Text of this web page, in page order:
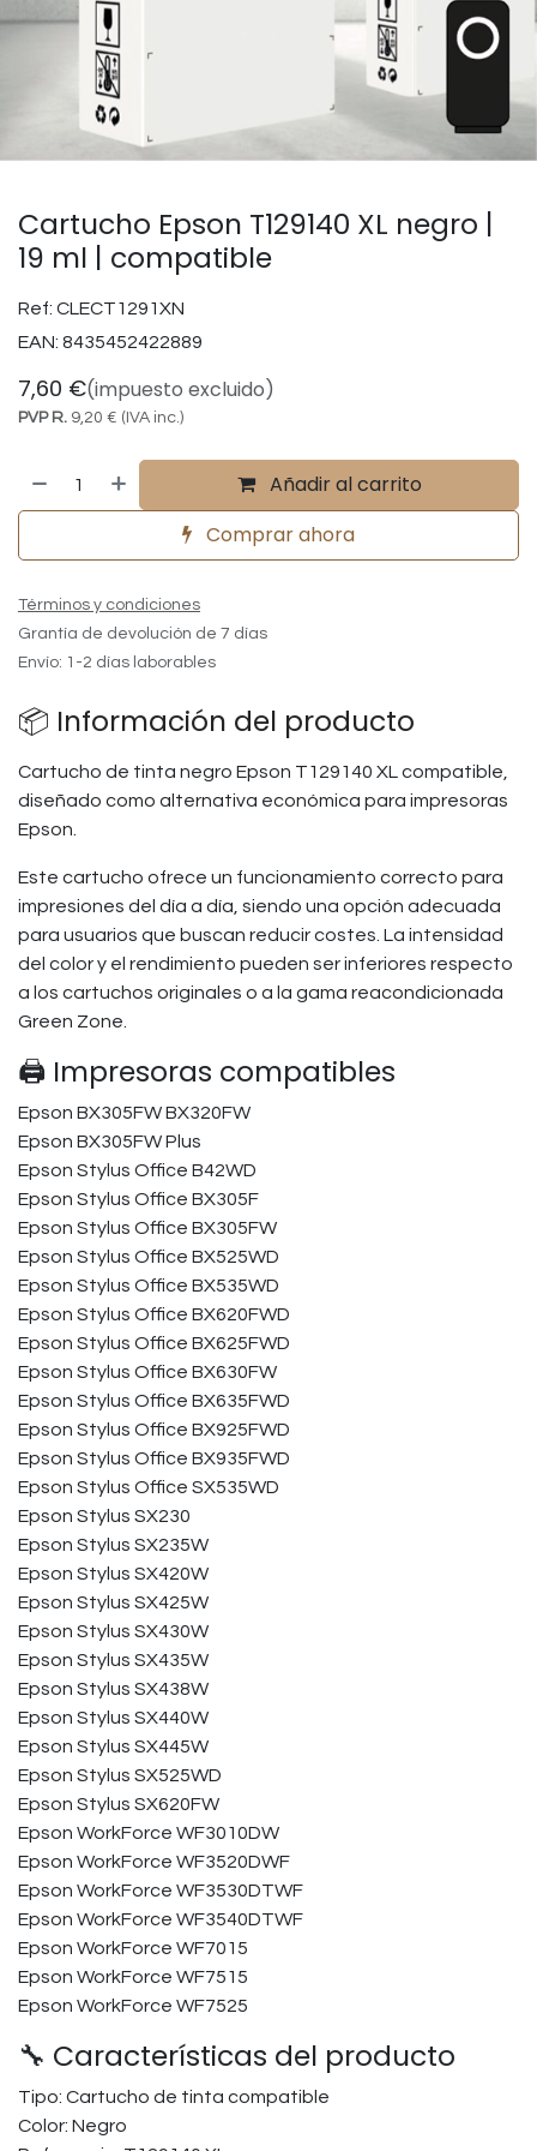
Cartucho Epson T129140 XL negro |
19 ml | compatible
Ref: CLECT1291XN
EAN: 8435452422889
7,60 €(impuesto excluido)
PVP R. 9,20 € (IVA inc.)
Añadir al carrito
Comprar ahora
Términos y condiciones
Grantía de devolución de 7 días
Envío: 1-2 días laborables
📦 Información del producto
Cartucho de tinta negro Epson T129140 XL compatible,
diseñado como alternativa económica para impresoras
Epson.
Este cartucho ofrece un funcionamiento correcto para
impresiones del día a día, siendo una opción adecuada
para usuarios que buscan reducir costes. La intensidad
del color y el rendimiento pueden ser inferiores respecto
a los cartuchos originales o a la gama reacondicionada
Green Zone.
🖨️ Impresoras compatibles
Epson BX305FW BX320FW
Epson BX305FW Plus
Epson Stylus Office B42WD
Epson Stylus Office BX305F
Epson Stylus Office BX305FW
Epson Stylus Office BX525WD
Epson Stylus Office BX535WD
Epson Stylus Office BX620FWD
Epson Stylus Office BX625FWD
Epson Stylus Office BX630FW
Epson Stylus Office BX635FWD
Epson Stylus Office BX925FWD
Epson Stylus Office BX935FWD
Epson Stylus Office SX535WD
Epson Stylus SX230
Epson Stylus SX235W
Epson Stylus SX420W
Epson Stylus SX425W
Epson Stylus SX430W
Epson Stylus SX435W
Epson Stylus SX438W
Epson Stylus SX440W
Epson Stylus SX445W
Epson Stylus SX525WD
Epson Stylus SX620FW
Epson WorkForce WF3010DW
Epson WorkForce WF3520DWF
Epson WorkForce WF3530DTWF
Epson WorkForce WF3540DTWF
Epson WorkForce WF7015
Epson WorkForce WF7515
Epson WorkForce WF7525
🔧 Características del producto
Tipo: Cartucho de tinta compatible
Color: Negro